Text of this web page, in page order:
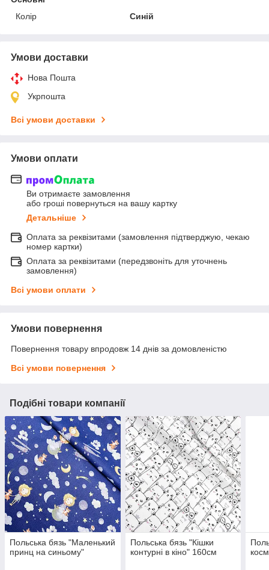
Колір
Синій
Умови доставки
Нова Пошта
Укрпошта
Всі умови доставки
Умови оплати
Ви отримаєте замовлення
або гроші повернуться на вашу картку
Детальніше
Оплата за реквізитами (замовлення підтверджую, чекаю
номер картки)
Оплата за реквізитами (передзвоніть для уточнень
замовлення)
Всі умови оплати
Умови повернення
Повернення товару впродовж 14 днів за домовленістю
Всі умови повернення
Подібні товари компанії
Польська бязь "Маленький
принц на синьому"
Польська бязь "Кішки
контурні в кіно" 160см